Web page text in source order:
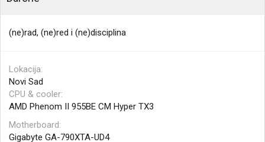
(ne)rad, (ne)red i (ne)disciplina
Lokacija
Novi Sad
CPU & cooler
AMD Phenom II 955BE CM Hyper TX3
Motherboard
Gigabyte GA-790XTA-UD4